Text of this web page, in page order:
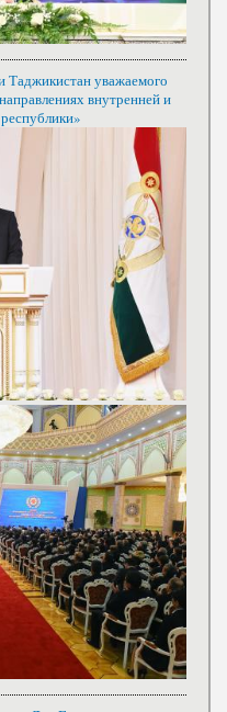
Таджикистан уважаемого
внутренней и